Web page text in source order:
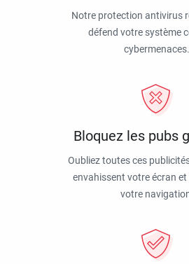
Notre protection antivirus
défend votre système
cybermenaces.
Bloquez les pubs
Oubliez toutes ces
envahissent votre écran
votre